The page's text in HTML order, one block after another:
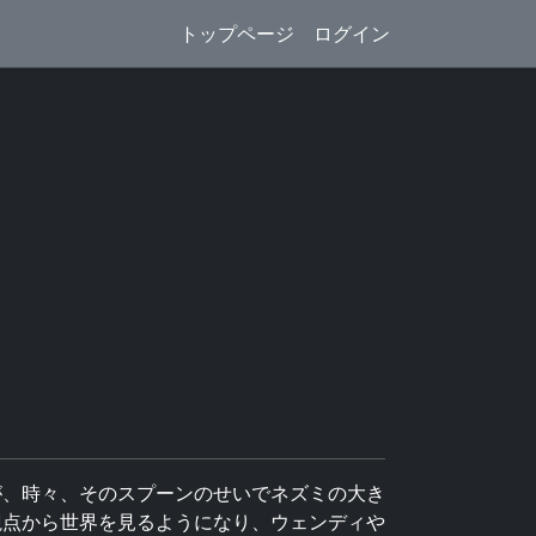
トップページ ログイン
時々、そのスプーンのせいでネズミの大き
から世界を見るようになり、ウェンディや